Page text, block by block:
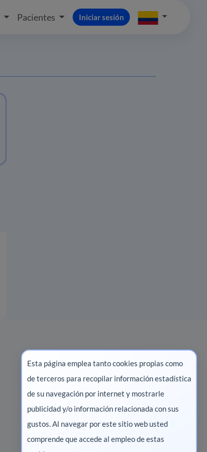
Pacientes Iniciar sesión
Marketing digital
Pharma
Esta página emplea tanto cookies propias como
de terceros para recopilar información estadística
de su navegación por internet y mostrarle
publicidad y/o información relacionada con sus
gustos. Al navegar por este sitio web usted
comprende que accede al empleo de estas